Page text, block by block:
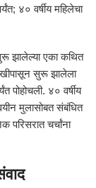
४० वर्षीय महिलेचा
झालेल्या एका कथित
सुरू झालेला
पोहोचली. ४० वर्षीय
मुलासोबत संबंधित
परिसरात चर्चांना